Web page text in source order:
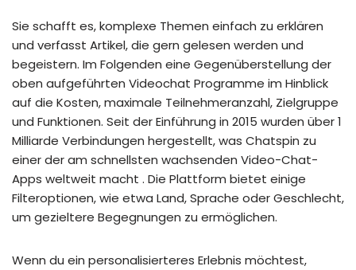
Sie schafft es, komplexe Themen einfach zu erklären
und verfasst Artikel, die gern gelesen werden und
begeistern. Im Folgenden eine Gegenüberstellung der
oben aufgeführten Videochat Programme im Hinblick
auf die Kosten, maximale Teilnehmeranzahl, Zielgruppe
und Funktionen. Seit der Einführung in 2015 wurden über 1
Milliarde Verbindungen hergestellt, was Chatspin zu
einer der am schnellsten wachsenden Video-Chat-
Apps weltweit macht . Die Plattform bietet einige
Filteroptionen, wie etwa Land, Sprache oder Geschlecht,
um gezieltere Begegnungen zu ermöglichen.
Wenn du ein personalisierteres Erlebnis möchtest,